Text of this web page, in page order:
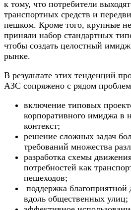
к тому, что потребители
транспортных средств и
пешком. Кроме того, крупные
приняли набор стандартных
чтобы создать целостный
рынке.
В результате этих тенденций
АЗС сопряжено с рядом
включение типовых
корпоративного имиджа в
контекст;
решение сложных задач
требований множества
разработка схемы
потребностей как
пешеходов;
поддержка
вдоль общественных улиц;